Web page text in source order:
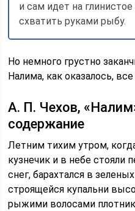
и сам идет на
схватить руками рыбу.
Но немного грустно
Налима, как оказалось,
А. П. Чехов,
содержание
Летним тихим утром,
кузнечик и в небе стояли
снег, барахтался в
строящейся купальни
рыжими волосами